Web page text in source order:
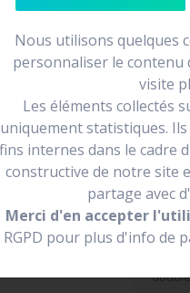
face
et de se
la forme
Nous utilisons quelques
personnaliser le
visite
Les éléments collectés
uniquement statistiques.
fins internes dans le cadre
constructive de notre site
partage avec
Merci d'en accepter
RGPD pour plus d'info de